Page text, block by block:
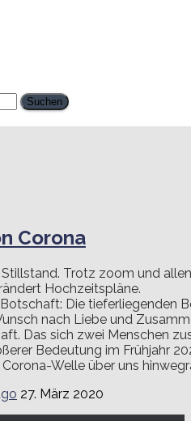
Corona
Trotz zoom und
Hochzeitspläne.
Die tieferliegenden
nach Liebe und
Das sich zwei Menschen
Bedeutung im Frühjahr
Welle über uns
27. März 2020